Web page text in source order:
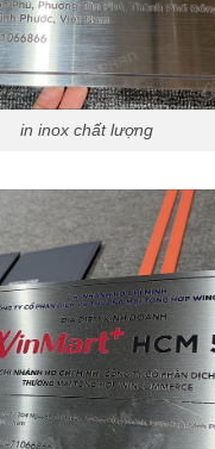
in inox chất lượng